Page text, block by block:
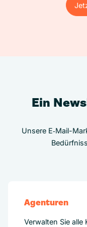
Ein
Unsere E‑Mail-
Agenturen
Verwalten Sie